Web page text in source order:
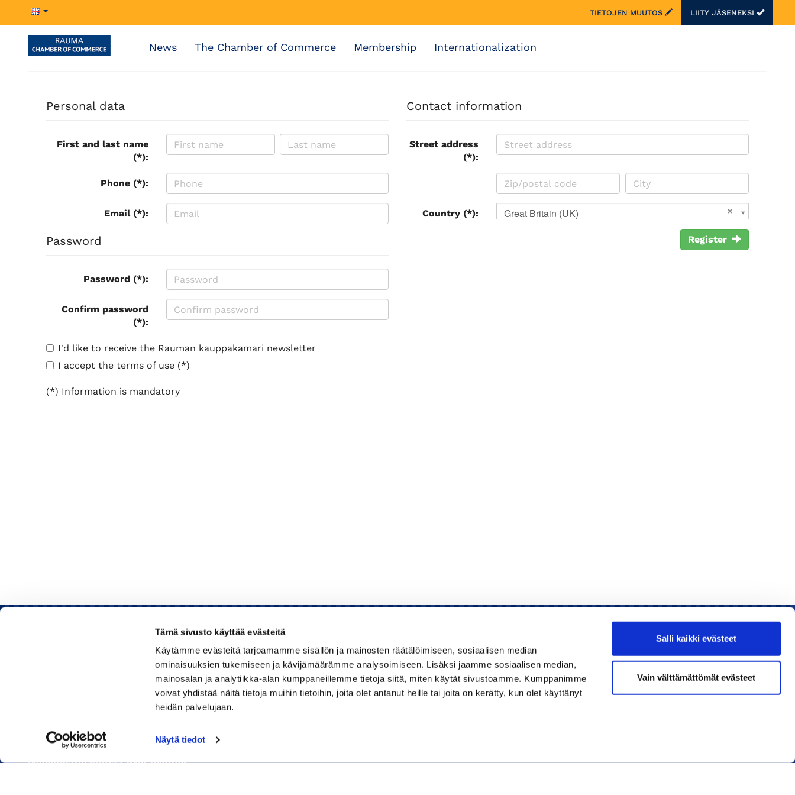
Tämä sivusto käyttää evästeitä
Käytämme evästeitä tarjoamamme sisällön ja mainosten räätälöimiseen, sosiaalisen median
ominaisuuksien tukemiseen ja kävijämäärämme analysoimiseen. Lisäksi jaamme sosiaalisen median,
mainosalan ja analytiikka-alan kumppaneillemme tietoja siitä, miten käytät sivustoamme. Kumppanimme
voivat yhdistää näitä tietoja muihin tietoihin, joita olet antanut heille tai joita on kerätty, kun olet käyttänyt
heidän palvelujaan.
Näytä tiedot
Salli kaikki evästeet
Vain välttämättömät evästeet
TIETOJEN MUUTOS LIITY JÄSENEKSI
News The Chamber of Commerce Membership Internationalization
Personal data
First and last name
(*):
Phone (*):
Email (*):
Password
Password (*):
Confirm password
(*):
Contact information
Street address
(*):
Country (*): Great Britain (UK)
Register
I'd like to receive the Rauman kauppakamari newsletter
I accept the terms of use (*)
(*) Information is mandatory
Rauman kauppakamari
Huom! Vientikaupan asiakirjoihin liittyvät kyselyt
040 1828 268(Heini Yli-Antola)
Sähköpostiosoitteet ovat muotoa
Kauppakamari
Koulutukset ja tapahtumat
Liity jäseneksi